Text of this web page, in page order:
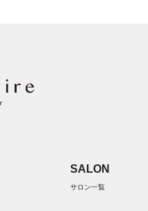
SALON
サロン一覧